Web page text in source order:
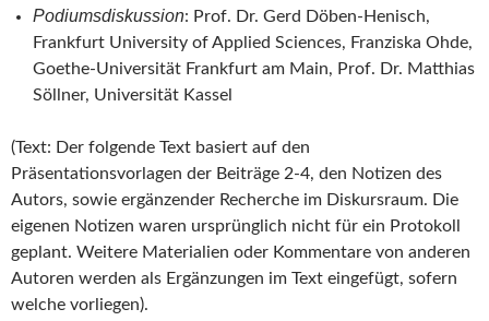
Podiumsdiskussion: Prof. Dr. Gerd Döben-Henisch,
Frankfurt University of Applied Sciences, Franziska Ohde,
Goethe-Universität Frankfurt am Main, Prof. Dr. Matthias
Söllner, Universität Kassel
(Text: Der folgende Text basiert auf den
Präsentationsvorlagen der Beiträge 2-4, den Notizen des
Autors, sowie ergänzender Recherche im Diskursraum. Die
eigenen Notizen waren ursprünglich nicht für ein Protokoll
geplant. Weitere Materialien oder Kommentare von anderen
Autoren werden als Ergänzungen im Text eingefügt, sofern
welche vorliegen).